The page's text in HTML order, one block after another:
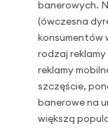
banerowych.
(ówczesna
konsumentów
rodzaj
reklamy
szczęście,
banerowe na
większą